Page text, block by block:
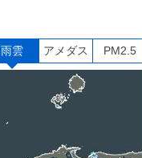
雨雲 アメダス PM2.5